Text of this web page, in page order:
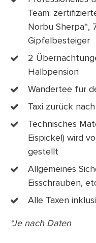
Team:
Norbu Sherpa*,
Gipfelbesteiger
2
Halbpension
Wandertee für
Taxi zurück
Technisches
Eispickel) wird
gestellt
Allgemeines
Eisschrauben,
Alle Taxen
*Je nach Daten